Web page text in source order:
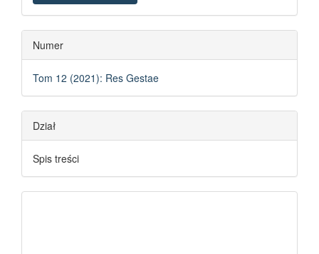
Numer
Tom 12 (2021): Res Gestae
Dział
Spis treści